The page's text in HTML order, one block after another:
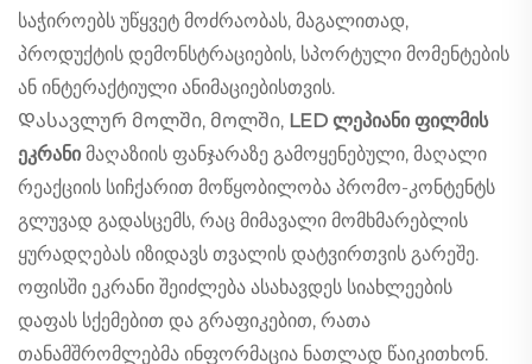
საჭიროებს უწყვეტ მოძრაობას, მაგალითად,
პროდუქტის დემონსტრაციების, სპორტული მომენტების
ან ინტერაქტიული ანიმაციებისთვის.
Დასავლურ მოლში, მოლში, LED ლეპიანი ფილმის
ეკრანი მაღაზიის ფანჯარაზე გამოყენებული, მაღალი
რეაქციის სიჩქარით მოწყობილობა პრომო-კონტენტს
გლუვად გადასცემს, რაც მიმავალი მომხმარებლის
ყურადღებას იზიდავს თვალის დატვირთვის გარეშე.
ოფისში ეკრანი შეიძლება ასახავდეს სიახლეების
დაფას სქემებით და გრაფიკებით, რათა
თანამშრომლებმა ინფორმაცია ნათლად წაიკითხონ.